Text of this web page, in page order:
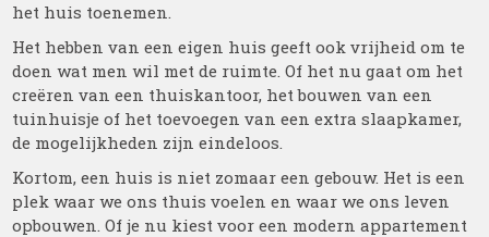
het huis toenemen.
Het hebben van een eigen huis geeft ook vrijheid om te
doen wat men wil met de ruimte. Of het nu gaat om het
creëren van een thuiskantoor, het bouwen van een
tuinhuisje of het toevoegen van een extra slaapkamer,
de mogelijkheden zijn eindeloos.
Kortom, een huis is niet zomaar een gebouw. Het is een
plek waar we ons thuis voelen en waar we ons leven
opbouwen. Of je nu kiest voor een modern appartement